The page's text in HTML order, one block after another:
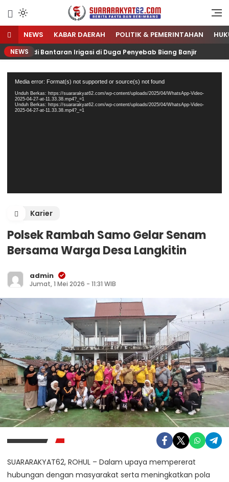
Suararakyat62.com
Sumber Referensi Terpercaya
NEWS KABAR DAERAH POLITIK & PEMERINTAHAN
NEWS
di Bantaran Irigasi di Duga Penyebab Biang Banjir
Video
Media error: Format(s) not supported or source(s) not found
Unduh Berkas: https://suararakyat62.com/wp-content/uploads/2025/04/WhatsApp-Video-
2025-04-27-at-11.33.38.mp4?_=1
Unduh Berkas: https://suararakyat62.com/wp-content/uploads/2025/04/WhatsApp-Video-
2025-04-27-at-11.33.38.mp4?_=1
Karier
Polsek Rambah Samo Gelar Senam
Bersama Warga Desa Langkitin
admin
Jumat, 1 Mei 2026 - 11:31 WIB
SUARARAKYAT62, ROHUL – Dalam upaya mempererat
hubungan dengan masyarakat serta meningkatkan pola